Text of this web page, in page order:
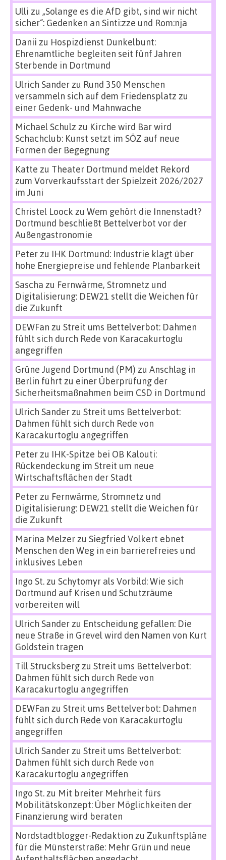
Ulli zu „Solange es die AfD gibt, sind wir nicht
sicher“: Gedenken an Sinti:zze und Rom:nja
Danii zu Hospizdienst Dunkelbunt:
Ehrenamtliche begleiten seit fünf Jahren
Sterbende in Dortmund
Ulrich Sanderzu Rund 350 Menschen
versammeln sich auf dem Friedensplatz zu
einer Gedenk- und Mahnwache
Michael Schulz zu Kirche wird Bar wird
Schachclub: Kunst setzt im SÖZ auf neue
Formen der Begegnung
Katte zu Theater Dortmund meldet Rekord
zum Vorverkaufsstart der Spielzeit 2026/2027
im Juni
Christel Loock zu Wem gehört die Innenstadt?
Dortmund beschließt Bettelverbot vor der
Außengastronomie
Peterzu IHK Dortmund: Industrie klagt über
hohe Energiepreise und fehlende Planbarkeit
Sascha zu Fernwärme, Stromnetz und
Digitalisierung: DEW21 stellt die Weichen für
die Zukunft
DEWFan zu Streit ums Bettelverbot: Dahmen
fühlt sich durch Rede von Karacakurtoglu
angegriffen
Grüne Jugend Dortmund (PM) zu Anschlag in
Berlin führt zu einer Überprüfung der
Sicherheitsmaßnahmen beim CSD in Dortmund
Ulrich Sanderzu Streit ums Bettelverbot:
Dahmen fühlt sich durch Rede von
Karacakurtoglu angegriffen
Peterzu IHK-Spitze bei OB Kalouti:
Rückendeckung im Streit um neue
Wirtschaftsflächen der Stadt
Peterzu Fernwärme, Stromnetz und
Digitalisierung: DEW21 stellt die Weichen für
die Zukunft
Marina Melzerzu Siegfried Volkert ebnet
Menschen den Weg in ein barrierefreies und
inklusives Leben
Ingo St.zu Schytomyr als Vorbild: Wie sich
Dortmund auf Krisen und Schutzräume
vorbereiten will
Ulrich Sanderzu Entscheidung gefallen: Die
neue Straße in Grevel wird den Namen von Kurt
Goldstein tragen
Till Strucksbergzu Streit ums Bettelverbot:
Dahmen fühlt sich durch Rede von
Karacakurtoglu angegriffen
DEWFan zu Streit ums Bettelverbot: Dahmen
fühlt sich durch Rede von Karacakurtoglu
angegriffen
Ulrich Sanderzu Streit ums Bettelverbot:
Dahmen fühlt sich durch Rede von
Karacakurtoglu angegriffen
Ingo St.zu Mit breiter Mehrheit fürs
Mobilitätskonzept: Über Möglichkeiten der
Finanzierung wird beraten
Nordstadtblogger-Redaktion zu Zukunftspläne
für die Münsterstraße: Mehr Grün und neue